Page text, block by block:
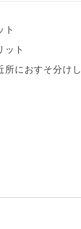
ト
ット
所におすそ分け